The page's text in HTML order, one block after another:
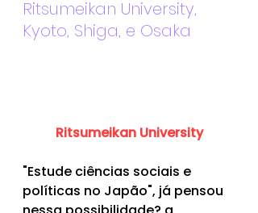
Ritsumeikan University,
Kyoto, Shiga, e Osaka
Ritsumeikan University
"Estude ciências sociais e
políticas no Japão", já pensou